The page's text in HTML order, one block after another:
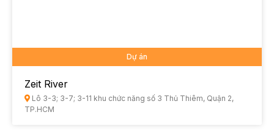
Dự án
Zeit River
Lô 3-3; 3-7; 3-11 khu chức năng số 3 Thủ Thiêm, Quận 2,
TP.HCM